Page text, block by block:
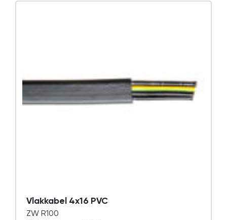
Vlakkabel 4x16 PVC
ZW R100